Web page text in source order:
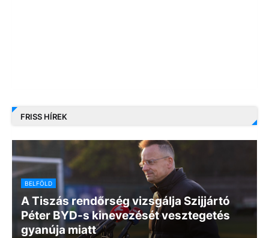
FRISS HÍREK
BELFÖLD
A Tiszás rendőrség vizsgálja Szijjártó
Péter BYD-s kinevezését vesztegetés
gyanúja miatt